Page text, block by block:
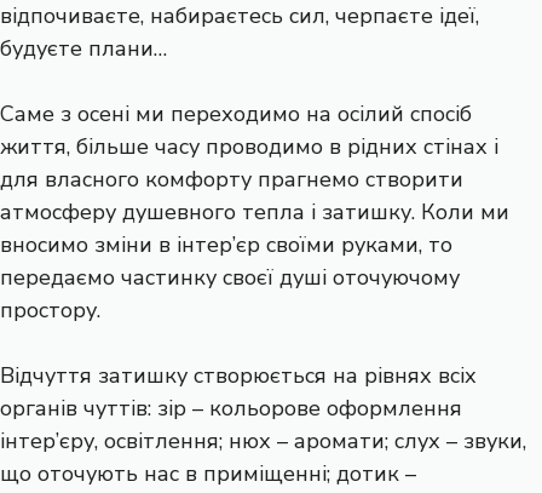
відпочиваєте, набираєтесь сил, черпаєте ідеї,
будуєте плани…
Саме з осені ми переходимо на осілий спосіб
життя, більше часу проводимо в рідних стінах і
для власного комфорту прагнемо створити
атмосферу душевного тепла і затишку. Коли ми
вносимо зміни в інтер’єр своїми руками, то
передаємо частинку своєї душі оточуючому
простору.
Відчуття затишку створюється на рівнях всіх
органів чуттів: зір – кольорове оформлення
інтер’єру, освітлення; нюх – аромати; слух – звуки,
що оточують нас в приміщенні; дотик –